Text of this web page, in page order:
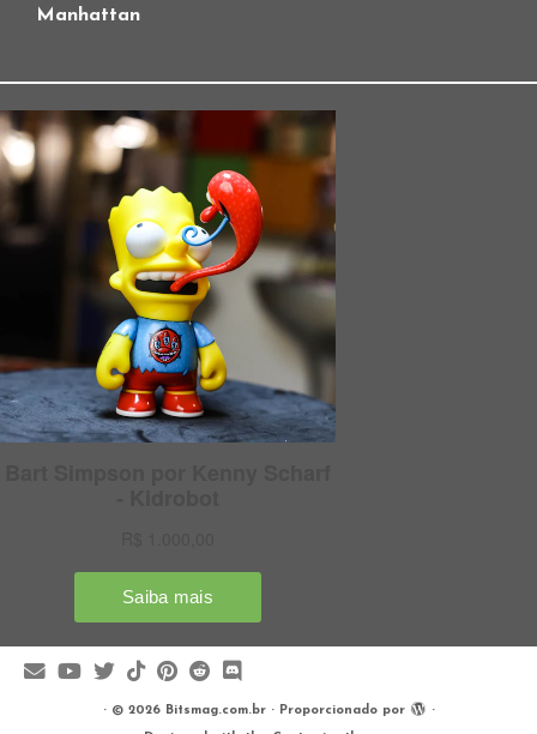
Manhattan
· © 2026 Bitsmag.com.br· Proporcionado por ·